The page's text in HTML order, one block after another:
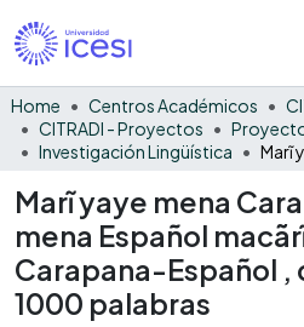
Home Centros Académicos
CITRADI - Proyectos
Investigación Lingüística
Marĩ yaye mena
mena Español
Carapana-Español ,
1000 palabras